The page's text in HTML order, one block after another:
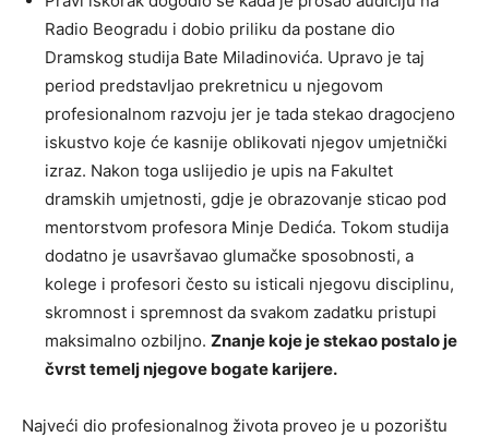
Radio Beogradu i dobio priliku da postane dio
Dramskog studija Bate Miladinovića. Upravo je taj
period predstavljao prekretnicu u njegovom
profesionalnom razvoju jer je tada stekao dragocjeno
iskustvo koje će kasnije oblikovati njegov umjetnički
izraz. Nakon toga uslijedio je upis na Fakultet
dramskih umjetnosti, gdje je obrazovanje sticao pod
mentorstvom profesora Minje Dedića. Tokom studija
dodatno je usavršavao glumačke sposobnosti, a
kolege i profesori često su isticali njegovu disciplinu,
skromnost i spremnost da svakom zadatku pristupi
maksimalno ozbiljno. Znanje koje je stekao postalo je
čvrst temelj njegove bogate karijere.
Najveći dio profesionalnog života proveo je u pozorištu